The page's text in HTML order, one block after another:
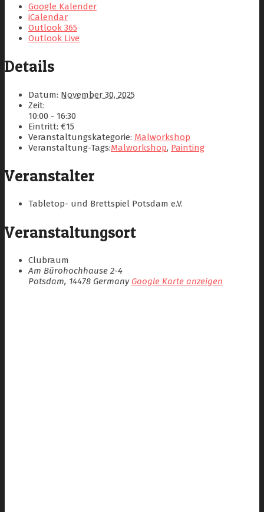
Google Kalender
iCalendar
Outlook 365
Outlook Live
Details
Datum: November 30, 2025
Zeit:
10:00 - 16:30
Eintritt: €15
Veranstaltungskategorie: Malworkshop
Veranstaltung-Tags:Malworkshop, Painting
Veranstalter
Tabletop- und Brettspiel Potsdam e.V.
Veranstaltungsort
Clubraum
Am Bürohochhause 2-4
Potsdam, 14478 Germany Google Karte anzeigen